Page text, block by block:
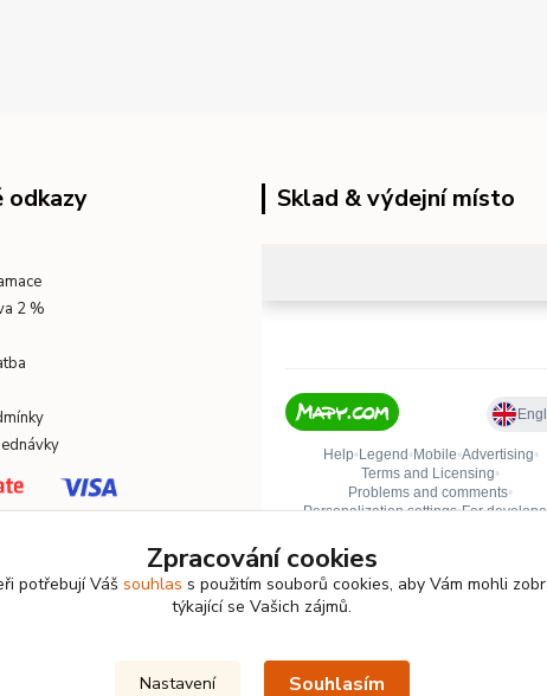
odkazy
2 %
Sklad & výdejní místo
Zpracování cookies
potřebují Váš souhlas s použitím souborů cookies, aby Vám mohli
týkající se Vašich zájmů.
Nastavení Souhlasím